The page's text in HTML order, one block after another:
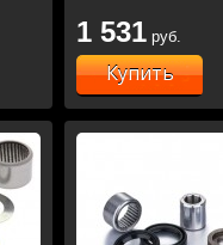
1 531 руб.
Купить